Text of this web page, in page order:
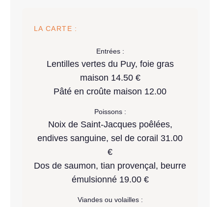
LA CARTE :
Entrées :
Lentilles vertes du Puy, foie gras
maison 14.50 €
Pâté en croûte maison 12.00
Poissons :
Noix de Saint-Jacques poêlées,
endives sanguine, sel de corail 31.00
€
Dos de saumon, tian provençal, beurre
émulsionné 19.00 €
Viandes ou volailles :